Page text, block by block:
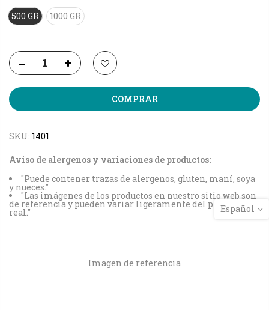
500 GR
1000 GR
COMPRAR
SKU: 1401
Aviso de alergenos y variaciones de productos:
"Puede contener trazas de alergenos, gluten, maní, soya
y nueces."
"Las imágenes de los productos en nuestro sitio web son
de referencia y pueden variar ligeramente del producto
real."
Imagen de referencia
Español